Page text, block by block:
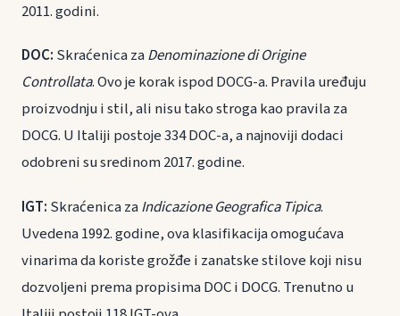
2011. godini.
DOC: Skraćenica zaDenominazione di Origine
Controllata. Ovo je korak ispod DOCG-a. Pravila uređuju
proizvodnju i stil, ali nisu tako stroga kao pravila za
DOCG. U Italiji postoje 334 DOC-a, a najnoviji dodaci
odobreni su sredinom 2017. godine.
IGT: Skraćenica zaIndicazione Geografica Tipica.
Uvedena 1992. godine, ova klasifikacija omogućava
vinarima da koriste grožđe i zanatske stilove koji nisu
dozvoljeni prema propisima DOC i DOCG. Trenutno u